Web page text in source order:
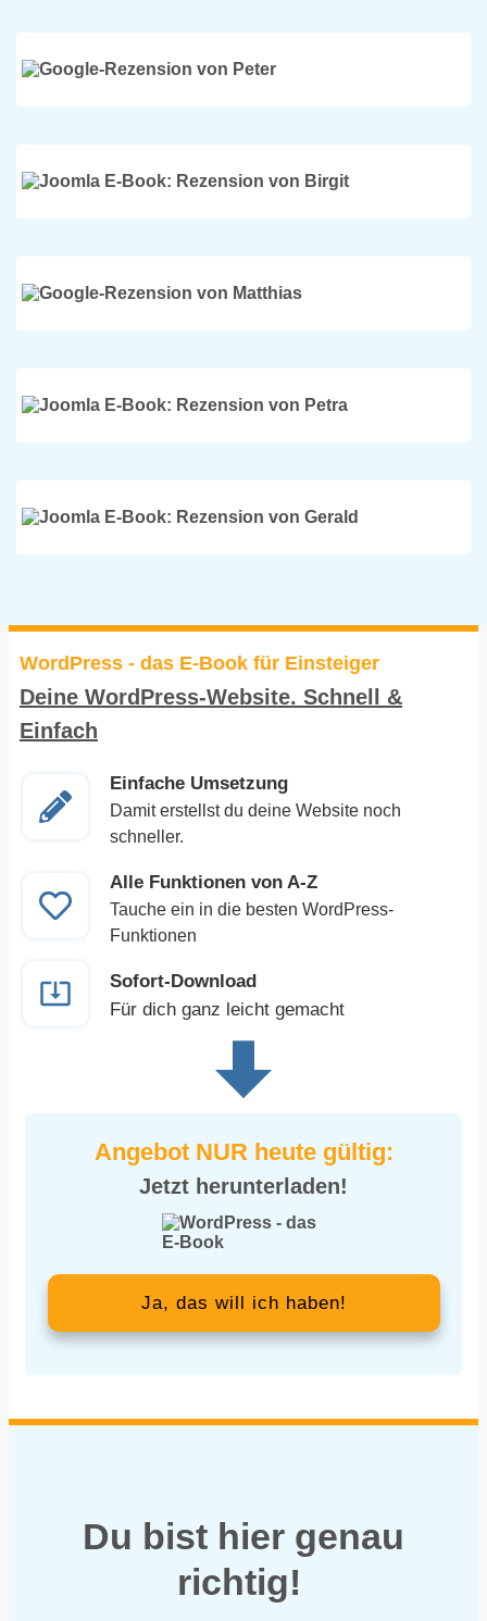
WordPress - das E-Book für Einsteiger
Deine WordPress-Website. Schnell &
Einfach
Einfache Umsetzung
Damit erstellst du deine Website noch
schneller.
Alle Funktionen von A-Z
Tauche ein in die besten WordPress-
Funktionen
Sofort-Download
Für dich ganz leicht gemacht
Angebot NUR heute gültig:
Jetzt herunterladen!
Ja, das will ich haben!
Du bist hier genau
richtig!